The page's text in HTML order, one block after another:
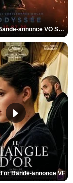
L'Odyssée Bande-annonce VO STFR
Bande-annonce VF